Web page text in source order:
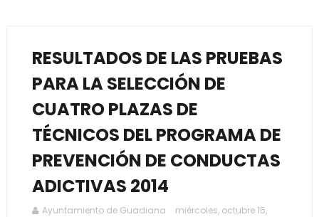
RESULTADOS DE LAS PRUEBAS
PARA LA SELECCIÓN DE
CUATRO PLAZAS DE
TÉCNICOS DEL PROGRAMA DE
PREVENCIÓN DE CONDUCTAS
ADICTIVAS 2014
Ayuntamiento de Guadiana
miércoles, octubre 15,